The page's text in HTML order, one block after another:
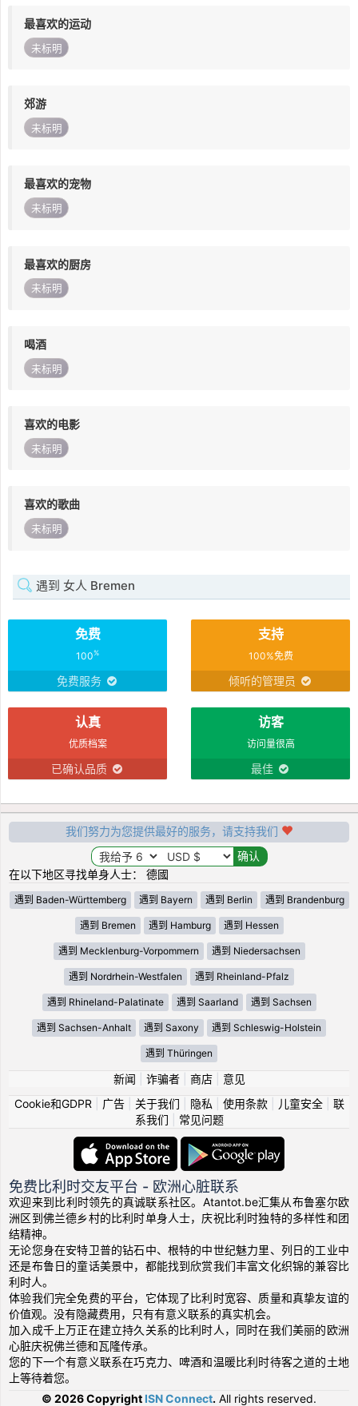
最喜欢的运动
未标明
郊游
未标明
最喜欢的宠物
未标明
最喜欢的厨房
未标明
喝酒
未标明
喜欢的电影
未标明
喜欢的歌曲
未标明
遇到 女人 Bremen
免费
100%
免费服务
支持
100%免费
倾听的管理员
认真
优质档案
已确认品质
访客
访问量很高
最佳
我们努力为您提供最好的服务，请支持我们
在以下地区寻找单身人士： 德國
遇到 Baden-Württemberg 遇到 Bayern 遇到 Berlin 遇到 Brandenburg
遇到 Bremen 遇到 Hamburg 遇到 Hessen
遇到 Mecklenburg-Vorpommern 遇到 Niedersachsen
遇到 Nordrhein-Westfalen 遇到 Rheinland-Pfalz
遇到 Rhineland-Palatinate 遇到 Saarland 遇到 Sachsen
遇到 Sachsen-Anhalt 遇到 Saxony 遇到 Schleswig-Holstein
遇到 Thüringen
新闻 诈骗者| 商店| 意见
Cookie和GDPR
广告| 关于我们 隐私 使用条款| 儿童安全| 联
系我们
常见问题
免费比利时交友平台 - 欧洲心脏联系
欢迎来到比利时领先的真诚联系社区。Atantot.be汇集从布鲁塞尔欧
洲区到佛兰德乡村的比利时单身人士，庆祝比利时独特的多样性和团
结精神。
无论您身在安特卫普的钻石中、根特的中世纪魅力里、列日的工业中
还是布鲁日的童话美景中，都能找到欣赏我们丰富文化织锦的兼容比
利时人。
体验我们完全免费的平台，它体现了比利时宽容、质量和真挚友谊的
价值观。没有隐藏费用，只有有意义联系的真实机会。
加入成千上万正在建立持久关系的比利时人，同时在我们美丽的欧洲
心脏庆祝佛兰德和瓦隆传承。
您的下一个有意义联系在巧克力、啤酒和温暖比利时待客之道的土地
上等待着您。
© 2026 Copyright ISN Connect. All rights reserved.